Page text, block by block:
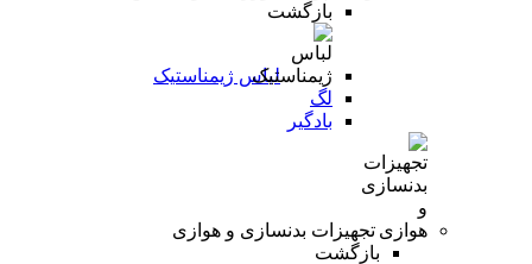
بازگشت
لباس ژیمناستیک
لگ
بادگیر
تجهیزات بدنسازی و هوازی
بازگشت